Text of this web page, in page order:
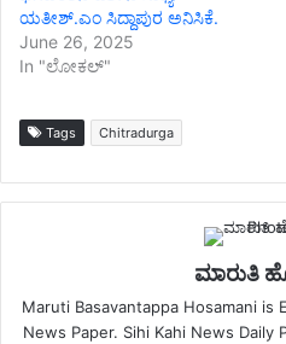
ಯತೀಶ್.ಎಂ ಸಿದ್ದಾಪುರ ಅನಿಸಿಕೆ.
June 26, 2025
In "ಲೋಕಲ್"
Tags Chitradurga
ಮಾರುತಿ
Maruti Basavantappa Hosamani is
News Paper. Sihi Kahi News